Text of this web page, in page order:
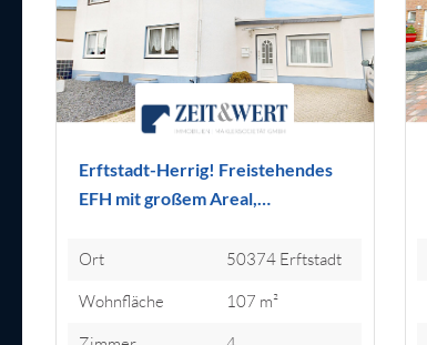
Erftstadt-Herrig! Freistehendes
EFH mit großem Areal,…
Ort
50374 Erftstadt
Wohnfläche
107 m²